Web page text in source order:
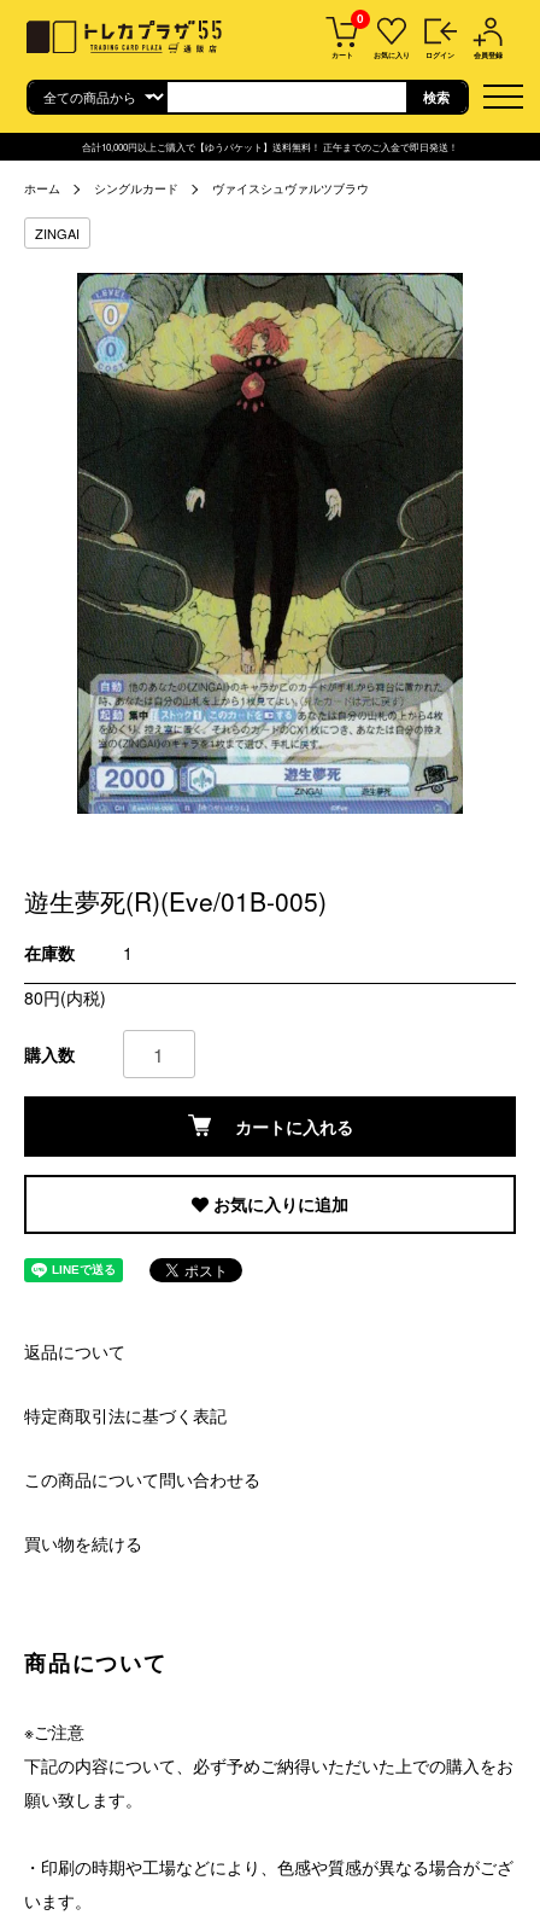
0
カート お気に入り ログイン 会員登録
合計10,000円以上ご購入で【ゆうパケット】送料無料！ 正午までのご入金で即日発送！
ホーム シングルカード ヴァイスシュヴァルツブラウ
ZINGAI
遊生夢死(R)(Eve/01B-005)
在庫数
1
80円(内税)
購入数
カートに入れる
お気に入りに追加
返品について
特定商取引法に基づく表記
この商品について問い合わせる
買い物を続ける
商品について
※ご注意
下記の内容について、必ず予めご納得いただいた上での購入をお
願い致します。
・印刷の時期や工場などにより、色感や質感が異なる場合がござ
います。